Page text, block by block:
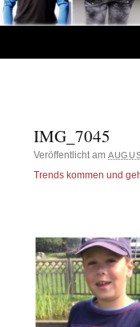
IMG_7045
Veröffentlicht am
Trends kommen und